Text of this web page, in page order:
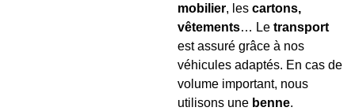
mobilier, les cartons,
vêtements… Le transport
est assuré grâce à nos
véhicules adaptés. En cas de
volume important, nous
utilisons une benne.